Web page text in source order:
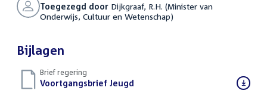
Toegezegd doorDijkgraaf, R.H. (Minister van
Onderwijs, Cultuur en Wetenschap)
Bijlagen
Brief regering
Download
Voortgangsbrief Jeugd